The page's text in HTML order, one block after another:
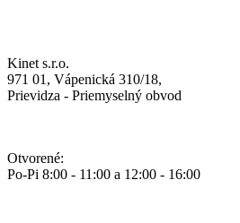
Kinet s.r.o.
971 01, Vápenická 310/18,
Prievidza - Priemyselný obvod
Otvorené:
Po-Pi 8:00 - 11:00 a 12:00 - 16:00